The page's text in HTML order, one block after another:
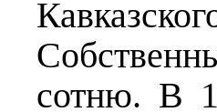
сотню. В